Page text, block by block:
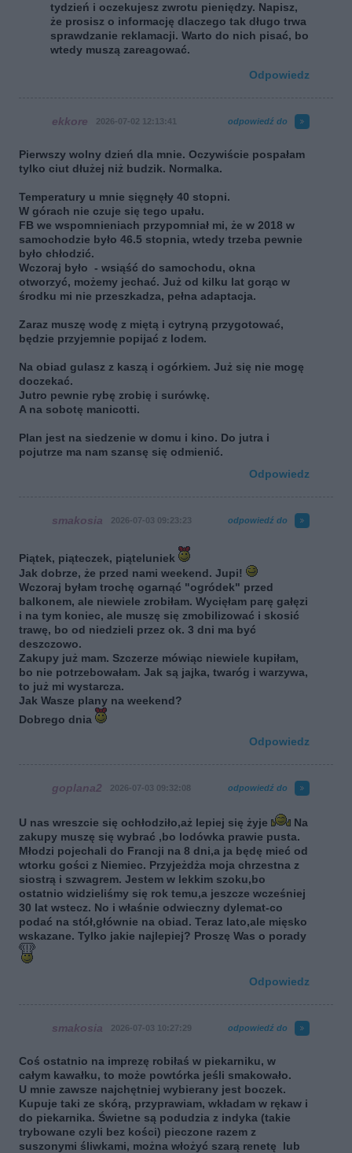
tydzień i oczekujesz zwrotu pieniędzy. Napisz,
że prosisz o informację dlaczego tak długo trwa
sprawdzanie reklamacji. Warto do nich pisać, bo
wtedy muszą zareagować.
Odpowiedz
ekkore 2026-07-02 12:13:41 odpowiedź do
Pierwszy wolny dzień dla mnie. Oczywiście pospałam
tylko ciut dłużej niż budzik. Normalka.
Temperatury u mnie sięgnęły 40 stopni.
W górach nie czuje się tego upału.
FB we wspomnieniach przypomniał mi, że w 2018 w
samochodzie było 46.5 stopnia, wtedy trzeba pewnie
było chłodzić.
Wczoraj było - wsiąść do samochodu, okna
otworzyć, możemy jechać. Już od kilku lat gorąc w
środku mi nie przeszkadza, pełna adaptacja.
Zaraz muszę wodę z miętą i cytryną przygotować,
będzie przyjemnie popijać z lodem.
Na obiad gulasz z kaszą i ogórkiem. Już się nie mogę
doczekać.
Jutro pewnie rybę zrobię i surówkę.
A na sobotę manicotti.
Plan jest na siedzenie w domu i kino. Do jutra i
pojutrze ma nam szansę się odmienić.
Odpowiedz
smakosia 2026-07-03 09:23:23 odpowiedź do
Piątek, piąteczek, piąteluniek
Jak dobrze, że przed nami weekend. Jupi!
Wczoraj byłam trochę ogarnąć "ogródek" przed
balkonem, ale niewiele zrobiłam. Wycięłam parę gałęzi
i na tym koniec, ale muszę się zmobilizować i skosić
trawę, bo od niedzieli przez ok. 3 dni ma być
deszczowo.
Zakupy już mam. Szczerze mówiąc niewiele kupiłam,
bo nie potrzebowałam. Jak są jajka, twaróg i warzywa,
to już mi wystarcza.
Jak Wasze plany na weekend?
Dobrego dnia
Odpowiedz
goplana2 2026-07-03 09:32:08 odpowiedź do
U nas wreszcie się ochłodziło,aż lepiej się żyje
Na
zakupy muszę się wybrać ,bo lodówka prawie pusta.
Młodzi pojechali do Francji na 8 dni,a ja będę mieć od
wtorku gości z Niemiec. Przyjeżdża moja chrzestna z
siostrą i szwagrem. Jestem w lekkim szoku,bo
ostatnio widzieliśmy się rok temu,a jeszcze wcześniej
30 lat wstecz. No i właśnie odwieczny dylemat-co
podać na stół,głównie na obiad. Teraz lato,ale mięsko
wskazane. Tylko jakie najlepiej? Proszę Was o porady
Odpowiedz
smakosia 2026-07-03 10:27:29 odpowiedź do
Coś ostatnio na imprezę robiłaś w piekarniku, w
całym kawałku, to może powtórka jeśli smakowało.
U mnie zawsze najchętniej wybierany jest boczek.
Kupuje taki ze skórą, przyprawiam, wkładam w rękaw i
do piekarnika. Świetne są podudzia z indyka (takie
trybowane czyli bez kości) pieczone razem z
suszonymi śliwkami, można włożyć szarą renetę lub